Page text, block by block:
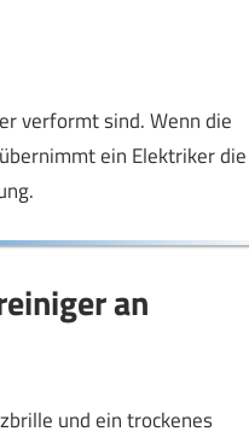
verformt sind. Wenn die
ein Elektriker die
an
und ein trockenes